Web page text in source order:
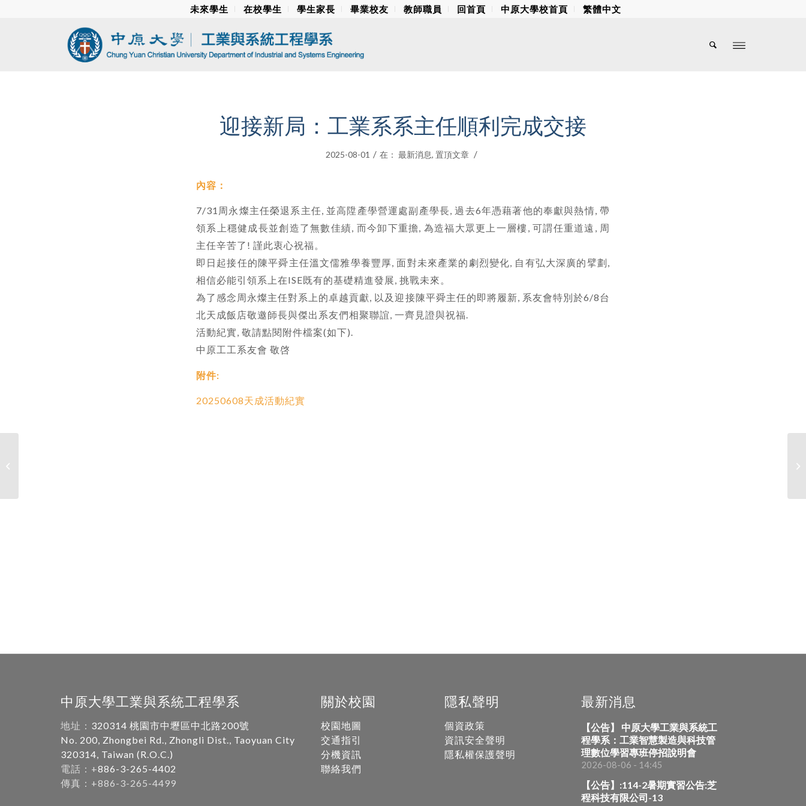
未來學生 在校學生 學生家長 畢業校友 教師職員 回首頁 中原大學校首頁 繁體中文
迎接新局：工業系系主任順利完成交接
2025-08-01 / 在： 最新消息, 置頂文章 /
內容：
7/31周永燦主任榮退系主任, 並高陞產學營運處副產學長, 過去6年憑藉著他的奉獻與熱情, 帶
領系上穩健成長並創造了無數佳績, 而今卸下重擔, 為造福大眾更上一層樓, 可謂任重道遠, 周
主任辛苦了! 謹此衷心祝福。
即日起接任的陳平舜主任溫文儒雅學養豐厚, 面對未來產業的劇烈變化, 自有弘大深廣的擘劃,
相信必能引領系上在ISE既有的基礎精進發展, 挑戰未來。
為了感念周永燦主任對系上的卓越貢獻, 以及迎接陳平舜主任的即將履新, 系友會特別於6/8台
北天成飯店敬邀師長與傑出系友們相聚聯誼, 一齊見證與祝福.
活動紀實, 敬請點閱附件檔案(如下).
中原工工系友會 敬啓
附件:
20250608天成活動紀實
中原大學工業與系統工程學系
地址： 320314 桃園市中壢區中北路200號
No. 200, Zhongbei Rd., Zhongli Dist., Taoyuan City
320314, Taiwan (R.O.C.)
電話：+886-3-265-4402
傳真：+886-3-265-4499
關於校園
校園地圖
交通指引
分機資訊
聯絡我們
隱私聲明
個資政策
資訊安全聲明
隱私權保護聲明
最新消息
【公告】 中原大學工業與系統工
程學系：工業智慧製造與科技管
理數位學習專班停招說明會
2026-08-06 - 14:45
【公告】:114-2暑期實習公告:芝
程科技有限公司-13